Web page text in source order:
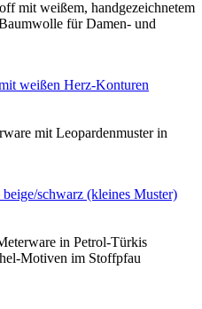
weißen Herz-Konturen
schwarz (kleines Muster)